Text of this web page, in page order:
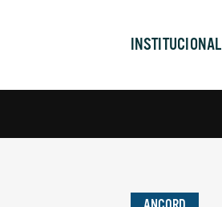
INSTITUCIONAL